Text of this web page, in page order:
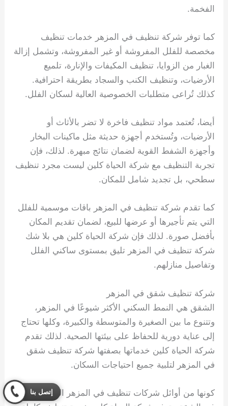
الفخمة.
كما توفر شركة تنظيف في المزهر خدمات تنظيف
مخصصة للفلل المفروشة أو غير المفروشة، وتشمل إزالة
الغبار من الزوايا، تنظيف المكيفات والإنارة، تلميع
الأرضيات، وتنظيف الكنب والسجاد بطريقة احترافية.
كذلك تُراعى متطلبات الخصوصية العالية لسكان الفلل.
أيضا، تُعتمد مواد تنظيف فاخرة لا تضر بالأثاث أو
الأرضيات، وتُستخدم أجهزة حديثة مثل ماكينات البخار
وأجهزة الشفط القوية لضمان نتائج مبهرة. لذلك، فإن
تجربة التنظيف مع شركة الحياة كلين ليست مجرد تنظيف
سطحي، بل تجديد شامل للمكان.
كما تقدم شركة تنظيف في المزهر باقات موسمية للفلل
التي يتم تأجيرها أو عرضها للبيع، لضمان تقديم المكان
بأفضل صورة. لذلك فإن شركة الحياة كلين هي بلا شك
شركة تنظيف في المزهر تليق بمستوى ساكني الفلل
وتفاصيل منازلهم.
شركة تنظيف شقق في المزهر
الشقق هي النمط السكني الأكثر شيوعًا في المزهر،
وتتنوع ما بين الصغيرة والمتوسطة والكبيرة، وكلها تحتاج
إلى عناية دورية للحفاظ على بيئتها الصحية. لذلك تقدم
شركة الحياة كلين خدماتها بصفتها شركة تنظيف شقق
في المزهر لتلبية جميع احتياجات السكان.
كونها من أوائل شركات تنظيف في المزهر المتخصصة
إتصل بنا